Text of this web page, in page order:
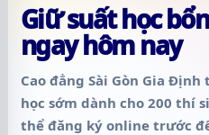
Giữ suất học
ngay hôm nay
Cao đẳng Sài Gòn Gia
học sớm dành cho 200 thí
thể đăng ký online trước